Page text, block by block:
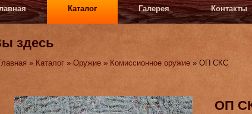
Каталог Галерея Контакты
здесь
» Каталог »Оружие » Комиссионное оружие » ОП СКС
ОП